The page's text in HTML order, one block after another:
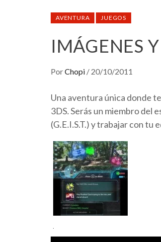
AVENTURA JUEGOS
IMÁGENES
PorChopi / 20/10/2011
Una aventura única donde
3DS. Serás un miembro del
(G.E.I.S.T.) y trabajar con tu